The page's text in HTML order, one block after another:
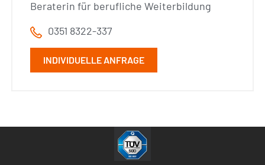
Beraterin für berufliche Weiterbildung
0351 8322-337
INDIVIDUELLE ANFRAGE